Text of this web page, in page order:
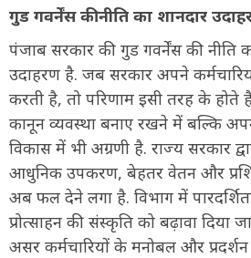
गुड गवर्नेंस की नीति का शानदार
पंजाब सरकार की गुड गवर्नेंस की नीति
उदाहरण है. जब सरकार अपने
करती है, तो परिणाम इसी तरह के
कानून व्यवस्था बनाए रखने में बल्कि
विकास में भी अग्रणी है. राज्य सरकार
आधुनिक उपकरण, बेहतर वेतन और
अब फल देने लगा है. विभाग में
प्रोत्साहन की संस्कृति को बढ़ावा दिया
असर कर्मचारियों के मनोबल और